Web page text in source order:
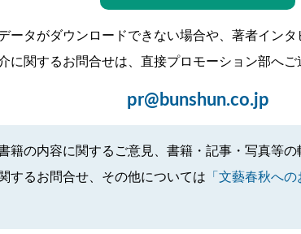
ータがダウンロードできない場合や、著者イン
に関するお問合せは、直接プロモーション部へご
pr@bunshun.co.jp
籍の内容に関するご意見、書籍・記事・写真等の
するお問合せ、その他については 「文藝春秋への